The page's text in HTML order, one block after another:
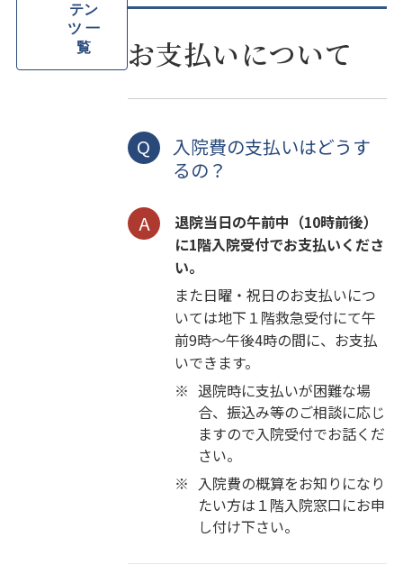
お支払いについて
入院費の支払いはどうす
るの？
退院当日の午前中（10時前後）
に1階入院受付でお支払いくださ
い。
また日曜・祝日のお支払いにつ
いては地下１階救急受付にて午
前9時～午後4時の間に、お支払
いできます。
※ 退院時に支払いが困難な場
合、振込み等のご相談に応じ
ますので入院受付でお話くだ
さい。
※
入院費の概算をお知りになり
たい方は１階入院窓口にお申
し付け下さい。
テン
ツ 一
覧